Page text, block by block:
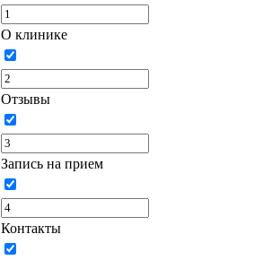
О клинике
Отзывы
Запись на прием
Контакты